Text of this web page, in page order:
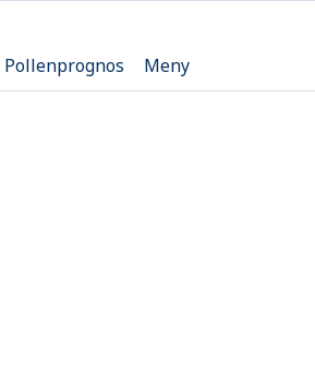
Pollenprognos Meny